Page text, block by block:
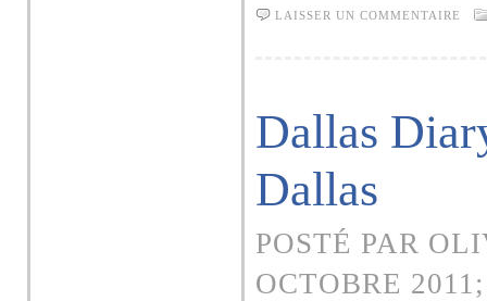
LAISSER UN COMMENTAIRE
Dallas
Dallas
POSTÉ PAR
OCTOBRE 2011;